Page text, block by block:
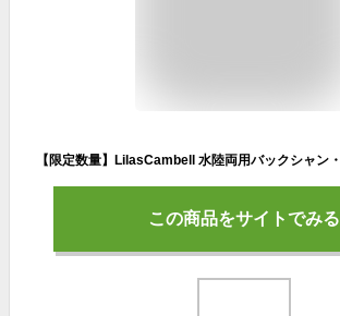
この商品をサイトでみる